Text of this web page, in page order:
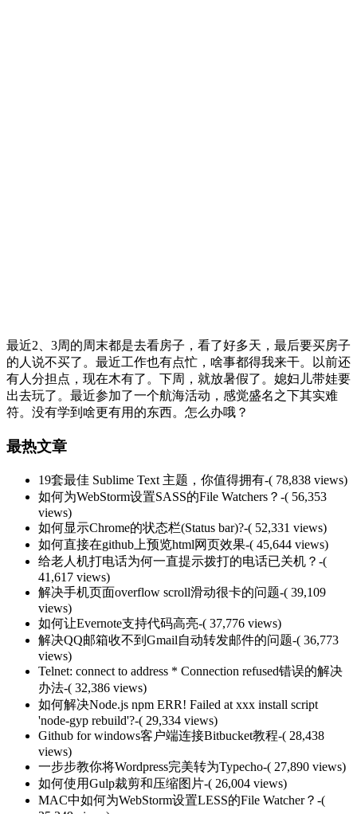
最近2、3周的周末都是去看房子，看了好多天，最后要买房子
的人说不买了。最近工作也有点忙，啥事都得我来干。以前还
有人分担点，现在木有了。下周，就放暑假了。媳妇儿带娃要
出去玩了。最近参加了一个航海活动，感觉盛名之下其实难
符。没有学到啥更有用的东西。怎么办哦？
最热文章
19套最佳 Sublime Text 主题，你值得拥有-( 78,838 views)
如何为WebStorm设置SASS的File Watchers？ -( 56,353
views)
如何显示Chrome的状态栏(Status bar)?-( 52,331 views)
如何直接在github上预览html网页效果-( 45,644 views)
给老人机打电话为何一直提示拨打的电话已关机？ -(
41,617 views)
解决手机页面overflow scroll滑动很卡的问题-( 39,109
views)
如何让Evernote支持代码高亮-( 37,776 views)
解决QQ邮箱收不到Gmail自动转发邮件的问题-( 36,773
views)
Telnet: connect to address * Connection refused错误的解决
办法-( 32,386 views)
如何解决Node.js npm ERR! Failed at xxx install script
'node-gyp rebuild'?-( 29,334 views)
Github for windows客户端连接Bitbucket教程-( 28,438
views)
一步步教你将Wordpress完美转为Typecho-( 27,890 views)
如何使用Gulp裁剪和压缩图片-( 26,004 views)
MAC中如何为WebStorm设置LESS的File Watcher？ -(